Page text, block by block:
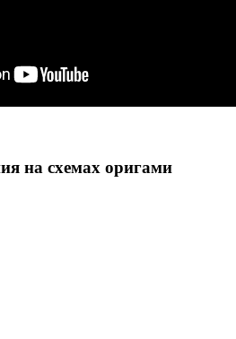
на схемах оригами